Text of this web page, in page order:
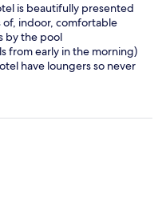
is beautifully presented
indoor, comfortable
by the pool
from early in the morning)
have loungers so never
the classic twin (wish they
together) separate
excellent, different, country
food, with lots of
well as breakfast, lunch
of snacks available
again